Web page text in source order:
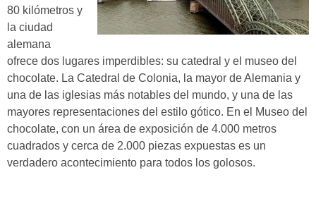
80 kilómetros y
la ciudad
alemana
ofrece dos lugares imperdibles: su catedral y el museo del
chocolate. La Catedral de Colonia, la mayor de Alemania y
una de las iglesias más notables del mundo, y una de las
mayores representaciones del estilo gótico. En el Museo del
chocolate, con un área de exposición de 4.000 metros
cuadrados y cerca de 2.000 piezas expuestas es un
verdadero acontecimiento para todos los golosos.